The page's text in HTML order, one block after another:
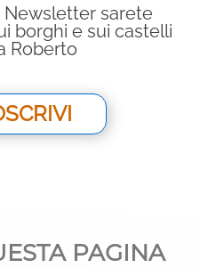
Newsletter sarete
borghi e sui castelli
Roberto
PAGINA